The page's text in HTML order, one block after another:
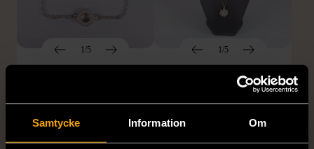
Samtycke Information Om
1/5
EDBLAD
Mycket gott skick
129 kr
1/5
DYRBERG/KERN
Dyrberg/Kern - Delise -
Halsband med
blomformat hänge